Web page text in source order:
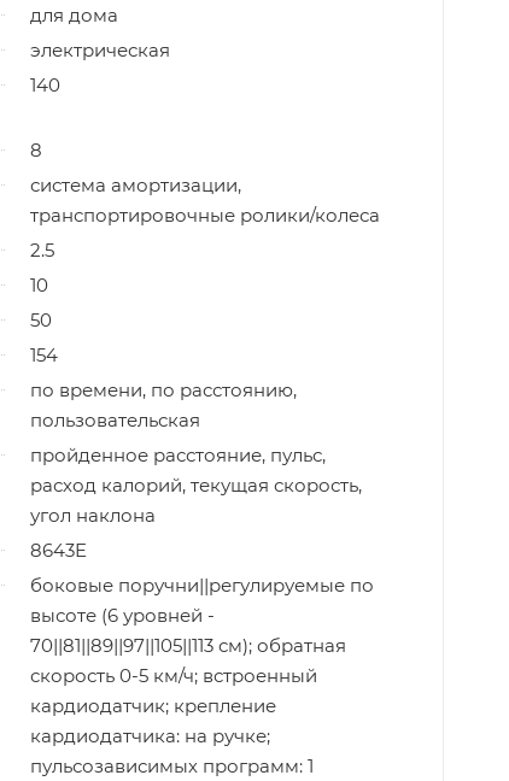
для дома
электрическая
140
8
система амортизации,
транспортировочные ролики/колеса
2.5
10
50
154
по времени, по расстоянию,
пользовательская
пройденное расстояние, пульс,
расход калорий, текущая скорость,
угол наклона
8643E
боковые поручни||регулируемые по
высоте (6 уровней -
70||81||89||97||105||113 см); обратная
скорость 0-5 км/ч; встроенный
кардиодатчик; крепление
кардиодатчика: на ручке;
пульсозависимых программ: 1